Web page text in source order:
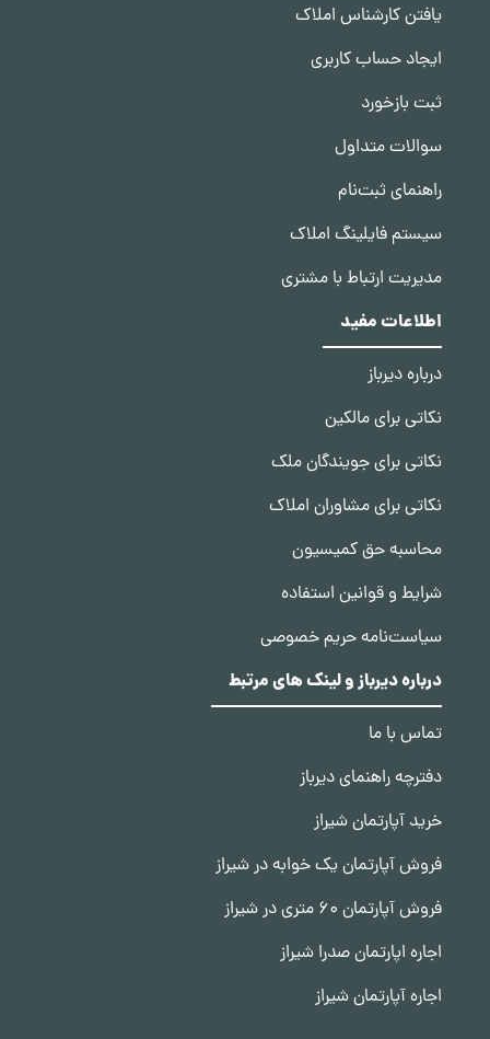
یافتن کارشناس املاک
ایجاد حساب کاربری
ثبت بازخورد
سوالات متداول
راهنمای ثبت‌نام
سیستم فایلینگ املاک
مدیریت ارتباط با مشتری
اطلاعات مفید
درباره دیرباز
نکاتی برای مالکین
نکاتی برای جویندگان ملک
نکاتی برای مشاوران املاک
محاسبه حق کمیسیون
شرایط و قوانین استفاده
سیاست‌نامه حریم خصوصی
درباره دیرباز و لینک های مرتبط
تماس با ما
دفترچه راهنمای دیرباز
خرید آپارتمان شیراز
فروش آپارتمان یک خوابه در شیراز
فروش آپارتمان 60 متری در شیراز
اجاره اپارتمان صدرا شیراز
اجاره آپارتمان شیراز